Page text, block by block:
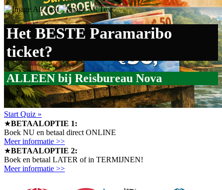
Het BESTE Paramaribo
ticket?
ALLEEN bij Reisbureau Nova
Start Quiz »
★BETAALOPTIE 1:
Boek NU en betaal direct ONLINE
Meer informatie >>
★BETAALOPTIE 2:
Boek en betaal LATER of in TERMIJNEN!
Meer informatie >>